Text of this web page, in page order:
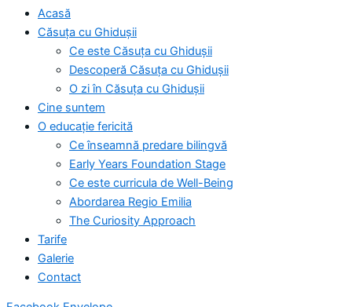
Acasă
Căsuța cu Ghidușii
Ce este Căsuța cu Ghidușii
Descoperă Căsuța cu Ghidușii
O zi în Căsuța cu Ghidușii
Cine suntem
O educație fericită
Ce înseamnă predare bilingvă
Early Years Foundation Stage
Ce este curricula de Well-Being
Abordarea Regio Emilia
The Curiosity Approach
Tarife
Galerie
Contact